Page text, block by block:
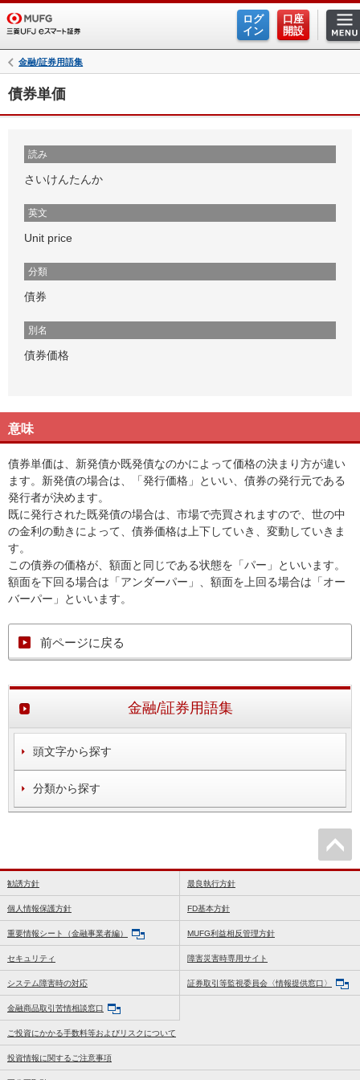
ログ
イン
口座
開設
金融/証券用語集
債券単価
読み
さいけんたんか
英文
Unit price
分類
債券
別名
債券価格
意味
債券単価は、新発債か既発債なのかによって価格の決まり方が違い
ます。新発債の場合は、「発行価格」といい、債券の発行元である
発行者が決めます。
既に発行された既発債の場合は、市場で売買されますので、世の中
の金利の動きによって、債券価格は上下していき、変動していきま
す。
この債券の価格が、額面と同じである状態を「パー」といいます。
額面を下回る場合は「アンダーパー」、額面を上回る場合は「オー
バーパー」といいます。
前ページに戻る
金融/証券用語集
頭文字から探す
分類から探す
勧誘方針 最良執行方針
個人情報保護方針 FD基本方針
重要情報シート（金融事業者編） MUFG利益相反管理方針
セキュリティ 障害災害時専用サイト
システム障害時の対応 証券取引等監視委員会〈情報提供窓口〉
金融商品取引苦情相談窓口
ご投資にかかる手数料等およびリスクについて
投資情報に関するご注意事項